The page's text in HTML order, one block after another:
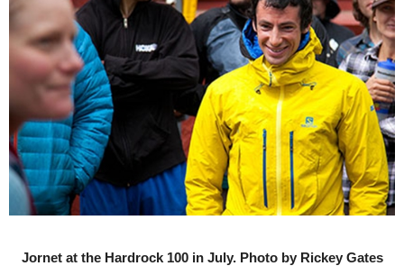
Jornet at the Hardrock 100 in July. Photo by Rickey Gates